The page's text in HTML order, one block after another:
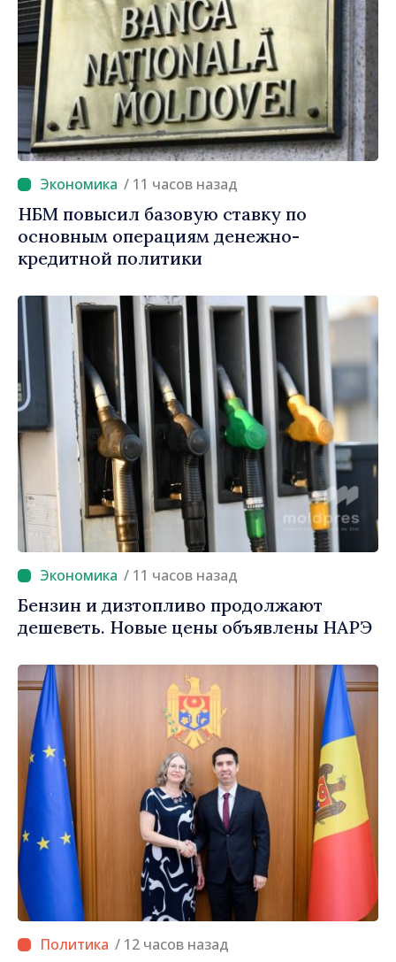
/ 11 часов назад
НБМ повысил базовую ставку по
основным операциям денежно-
кредитной политики
/ 11 часов назад
Бензин и дизтопливо продолжают
дешеветь. Новые цены объявлены НАРЭ
/ 12 часов назад